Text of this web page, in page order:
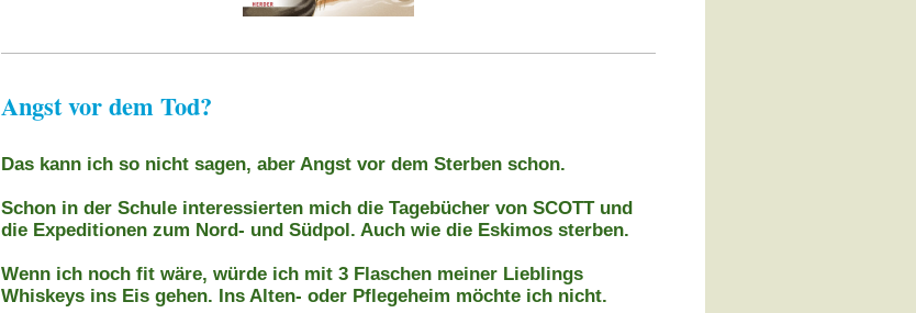
Angst vor dem Tod?
Das kann ich so nicht sagen, aber Angst vor dem Sterben schon.
Schon in der Schule interessierten mich die Tagebücher von SCOTT und
die Expeditionen zum Nord- und Südpol. Auch wie die Eskimos sterben.
Wenn ich noch fit wäre, würde ich mit 3 Flaschen meiner Lieblings
Whiskeys ins Eis gehen. Ins Alten- oder Pflegeheim möchte ich nicht.